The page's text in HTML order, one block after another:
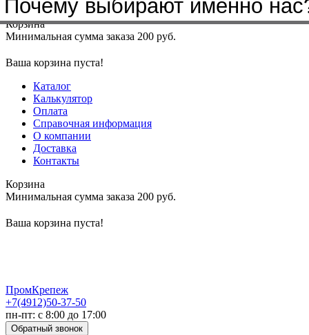
Меню+7(4912)50-37-50sbit@krep62.ru
Корзина
Минимальная сумма заказа 200 руб.
Ваша корзина пуста!
Каталог
Калькулятор
Оплата
Справочная информация
О компании
Доставка
Контакты
Корзина
Минимальная сумма заказа 200 руб.
Ваша корзина пуста!
ПромКрепеж
+7(4912)50-37-50
пн-пт: с 8:00 до 17:00
Обратный звонок
Почему выбирают именно